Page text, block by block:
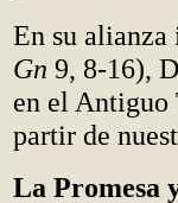
En su
Gn 9, 8-16),
en el Antiguo
partir de
La Promesa